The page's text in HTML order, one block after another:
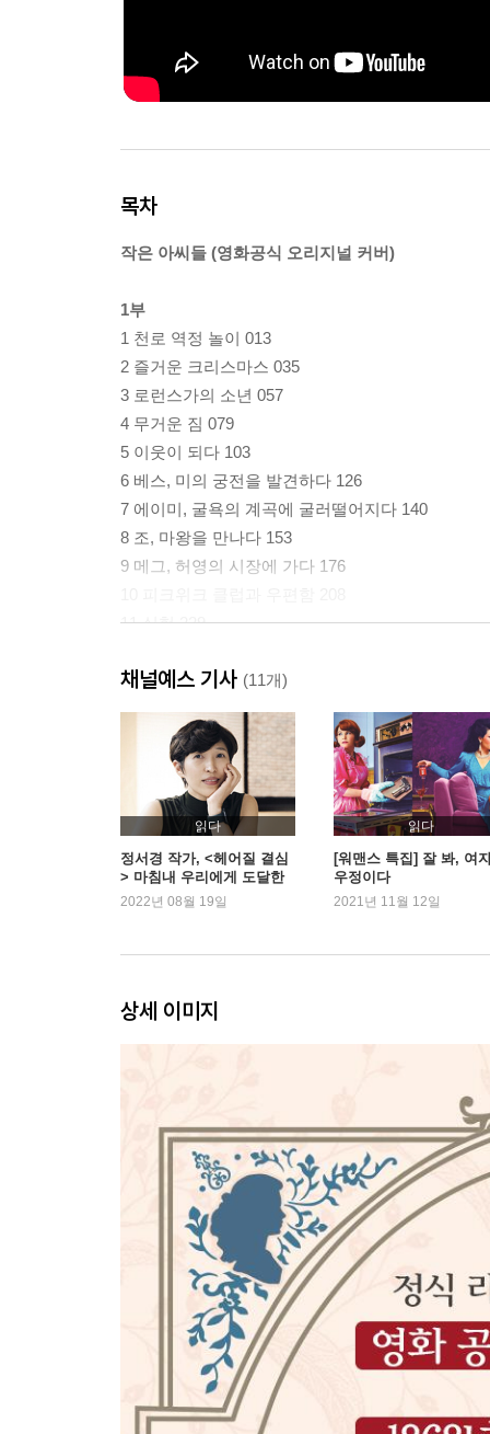
목차
작은 아씨들 (영화공식 오리지널 커버)
1부
1 천로 역정 놀이 013
2 즐거운 크리스마스 035
3 로런스가의 소년 057
4 무거운 짐 079
5 이웃이 되다 103
6 베스, 미의 궁전을 발견하다 126
7 에이미, 굴욕의 계곡에 굴러떨어지다 140
8 조, 마왕을 만나다 153
9 메그, 허영의 시장에 가다 176
11 실험 229
13 마음의 성채 290
14 비밀 309
15 전보 329
16 편지 346
17 작은 신도들 361
18 어두운 나날들 376
19 에이미의 유언장 391
20 속내 이야기 407
21 로리, 실수를 저지르고 조, 화해를 이끌어내다
2부
24 그간의 근황 483
27 문학 수업 540
28 신혼 생활의 빛과 그림자 554
29 외출 583
30 결과 606
31 우리의 해외 통신원 628
32 고민 646
33 조의 일기 669
34 친구 693
35 가슴앓이 721
36 베스의 비밀 742
37 새로운 인상 753
채널예스 기사 (11개)
읽다
정서경 작가, <헤어질 결심
> 마침내 우리에게 도달한
로맨스
2022년 08월 19일
읽다
[워맨스 특집] 잘 봐, 여
우정이다
2021년 11월 12일
상세 이미지